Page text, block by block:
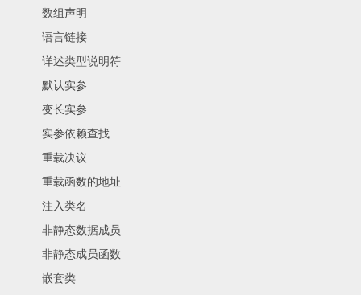
数组声明
语言链接
详述类型说明符
默认实参
变长实参
实参依赖查找
重载决议
重载函数的地址
注入类名
非静态数据成员
非静态成员函数
嵌套类